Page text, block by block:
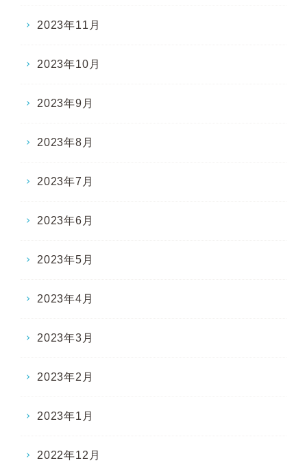
2023年11月
2023年10月
2023年9月
2023年8月
2023年7月
2023年6月
2023年5月
2023年4月
2023年3月
2023年2月
2023年1月
2022年12月